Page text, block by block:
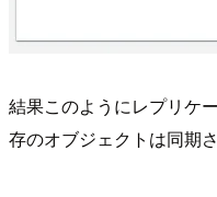
結果このようにレプリケ
存のオブジェクトは同期